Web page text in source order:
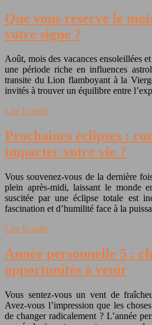
Que vous réserve le
votre signe ?
Août, mois des vacances ensoleillées
une période riche en influences
transite du Lion flamboyant à la
invités à trouver un équilibre entre
Lire la suite
Prochaines éclipses :
impacter votre vie ?
Vous souvenez-vous de la dernière
plein après-midi, laissant le monde
suscitée par une éclipse totale est
fascination et d’humilité face à la
Lire la suite
Année personnelle 5 :
opportunités à venir
Vous sentez-vous un vent de
Avez-vous l’impression que les
de changer radicalement ? L’année